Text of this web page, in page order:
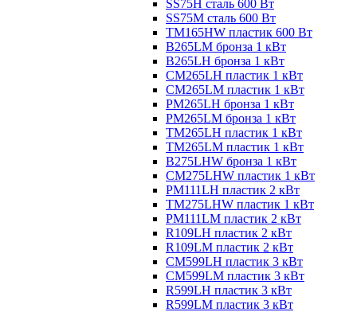
SS75H сталь 600 Вт
SS75M сталь 600 Вт
TM165HW пластик 600 Вт
B265LM бронза 1 кВт
B265LH бронза 1 кВт
CM265LH пластик 1 кВт
CM265LM пластик 1 кВт
PM265LH бронза 1 кВт
PM265LM бронза 1 кВт
TM265LH пластик 1 кВт
TM265LM пластик 1 кВт
B275LHW бронза 1 кВт
CM275LHW пластик 1 кВт
PM111LH пластик 2 кВт
TM275LHW пластик 1 кВт
PM111LM пластик 2 кВт
R109LH пластик 2 кВт
R109LM пластик 2 кВт
CM599LH пластик 3 кВт
CM599LM пластик 3 кВт
R599LH пластик 3 кВт
R599LM пластик 3 кВт